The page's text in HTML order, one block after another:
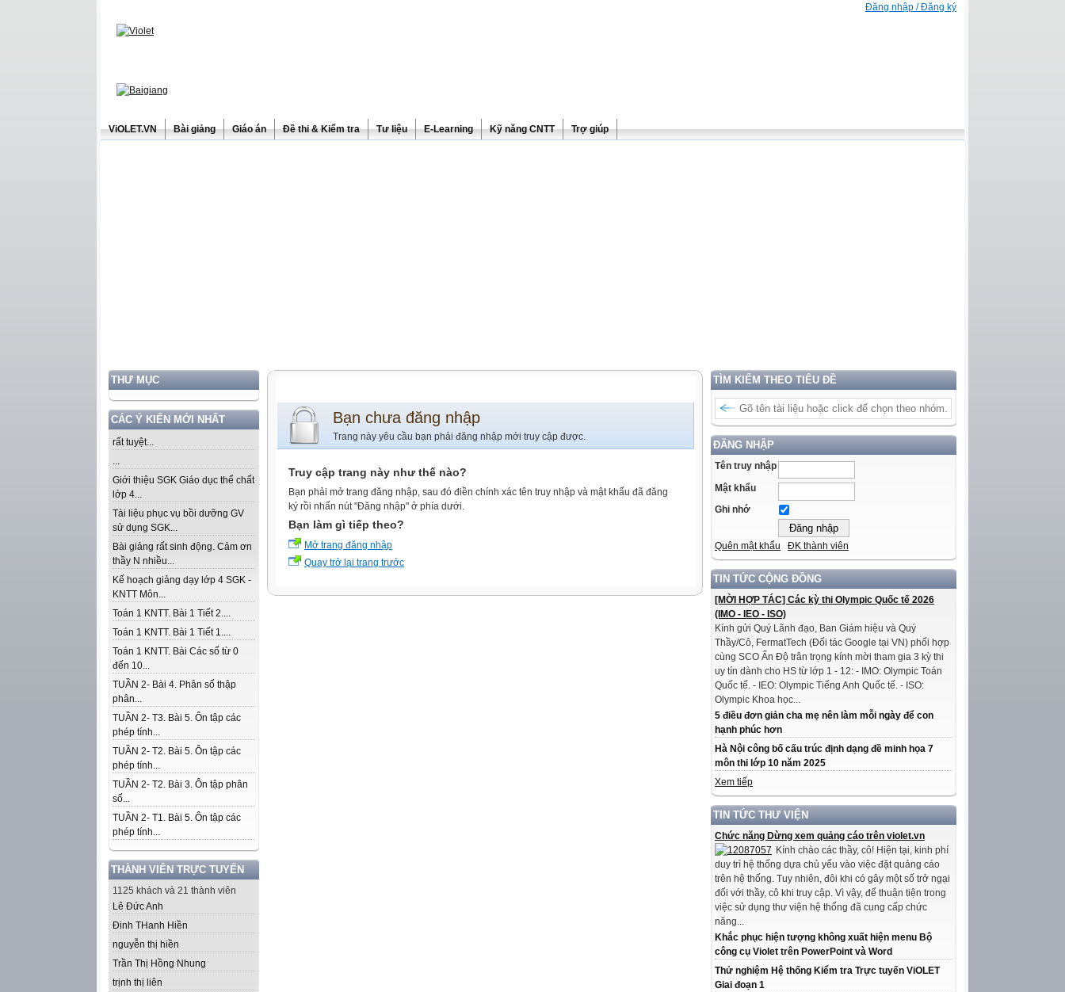
Đăng nhập / Đăng ký
ViOLET.VN Bài giảng Giáo án Đề thi & Kiểm tra Tư liệu E-Learning Kỹ năng CNTT Trợ giúp
THƯ MỤC
CÁC Ý KIẾN MỚI NHẤT
rất tuyệt...
...
Giới thiệu SGK Giáo dục thể chất
lớp 4...
Tài liệu phục vụ bồi dưỡng GV
sử dụng SGK...
Bài giảng rất sinh động. Cảm ơn
thầy N nhiều...
Kế hoạch giảng dạy lớp 4 SGK -
KNTT Môn...
Toán 1 KNTT. Bài 1 Tiết 2....
Toán 1 KNTT. Bài 1 Tiết 1....
Toán 1 KNTT. Bài Các số từ 0
đến 10...
TUẦN 2- Bài 4. Phân số thập
phân...
TUẦN 2- T3. Bài 5. Ôn tập các
phép tính...
TUẦN 2- T2. Bài 5. Ôn tập các
phép tính...
TUẦN 2- T2. Bài 3. Ôn tập phân
số...
TUẦN 2- T1. Bài 5. Ôn tập các
phép tính...
THÀNH VIÊN TRỰC TUYẾN
1125 khách và 21 thành viên
Lê Đức Anh
Đinh THanh Hiền
nguyễn thị hiền
Trần Thị Hồng Nhung
trịnh thị liên
TÌM KIẾM THEO TIÊU ĐỀ
ĐĂNG NHẬP
Tên truy nhập
Mật khẩu
Ghi nhớ
Quên mật khẩu ĐK thành viên
TIN TỨC CỘNG ĐỒNG
[MỜI HỢP TÁC] Các kỳ thi Olympic Quốc tế 2026
(IMO - IEO - ISO)
Kính gửi Quý Lãnh đạo, Ban Giám hiệu và Quý
Thầy/Cô, FermatTech (Đối tác Google tại VN) phối hợp
cùng SCO Ấn Độ trân trọng kính mời tham gia 3 kỳ thi
uy tín dành cho HS từ lớp 1 - 12: - IMO: Olympic Toán
Quốc tế. - IEO: Olympic Tiếng Anh Quốc tế. - ISO:
Olympic Khoa học...
5 điều đơn giản cha mẹ nên làm mỗi ngày để con
hạnh phúc hơn
Hà Nội công bố cấu trúc định dạng đề minh họa 7
môn thi lớp 10 năm 2025
Xem tiếp
TIN TỨC THƯ VIỆN
Chức năng Dừng xem quảng cáo trên violet.vn
Kính chào các thầy, cô! Hiện tại, kinh phí
duy trì hệ thống dựa chủ yếu vào việc đặt quảng cáo
trên hệ thống. Tuy nhiên, đôi khi có gây một số trở ngại
đối với thầy, cô khi truy cập. Vì vậy, để thuận tiện trong
việc sử dụng thư viện hệ thống đã cung cấp chức
năng...
Khắc phục hiện tượng không xuất hiện menu Bộ
công cụ Violet trên PowerPoint và Word
Thử nghiệm Hệ thống Kiểm tra Trực tuyến ViOLET
Giai đoạn 1
Bạn chưa đăng nhập
Trang này yêu cầu bạn phải đăng nhập mới truy cập được.
Truy cập trang này như thế nào?
Bạn phải mở trang đăng nhập, sau đó điền chính xác tên truy nhập và mật khẩu đã đăng
ký rồi nhấn nút "Đăng nhập" ở phía dưới.
Bạn làm gì tiếp theo?
Mở trang đăng nhập
Quay trở lại trang trước